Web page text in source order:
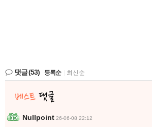
댓글(53) 등록순 최신순
Nullpoint 26-06-08 22:12